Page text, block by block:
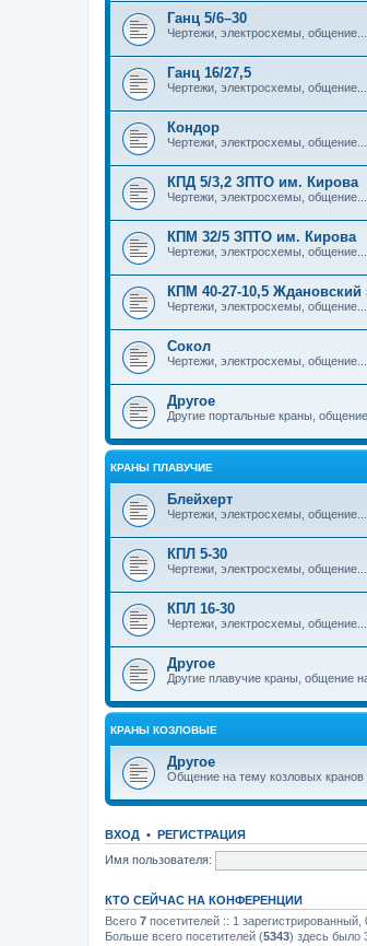
Ганц 5/6–30
Чертежи, электросхемы, общение...
Ганц 16/27,5
Чертежи, электросхемы, общение...
Кондор
Чертежи, электросхемы, общение...
КПД 5/3,2 ЗПТО им. Кирова
Чертежи, электросхемы, общение...
КПМ 32/5 ЗПТО им. Кирова
Чертежи, электросхемы, общение...
КПМ 40-27-10,5
Чертежи, электросхемы, общение...
Сокол
Чертежи, электросхемы, общение...
Другое
Другие портальные краны,
КРАНЫ ПЛАВУЧИЕ
Блейхерт
Чертежи, электросхемы, общение...
КПЛ 5-30
Чертежи, электросхемы, общение...
КПЛ 16-30
Чертежи, электросхемы, общение...
Другое
Другие плавучие краны, общение
КРАНЫ КОЗЛОВЫЕ
Другое
Общение на тему козловых кранов
ВХОД • РЕГИСТРАЦИЯ
Имя пользователя:
КТО СЕЙЧАС НА КОНФЕРЕНЦИИ
Всего 7 посетителей :: 1
Больше всего посетителей (5343) здесь было